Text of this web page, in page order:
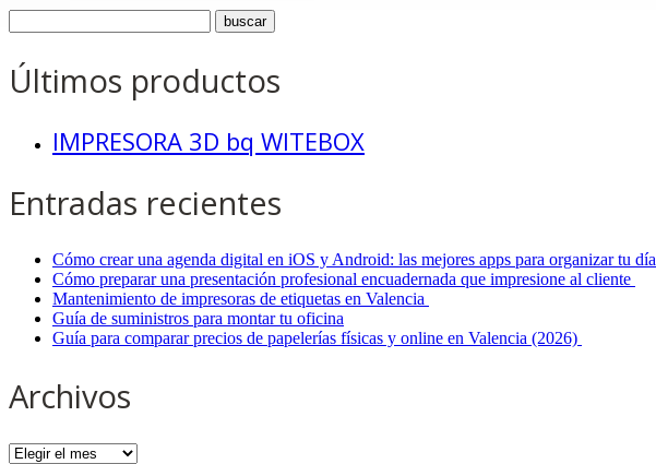
Últimos productos
IMPRESORA 3D bq WITEBOX
Entradas recientes
Cómo crear una agenda digital en iOS y Android: las mejores apps para organizar tu día
Cómo preparar una presentación profesional encuadernada que impresione al cliente
Mantenimiento de impresoras de etiquetas en Valencia
Guía de suministros para montar tu oficina
Guía para comparar precios de papelerías físicas y online en Valencia (2026)
Archivos
Archivos